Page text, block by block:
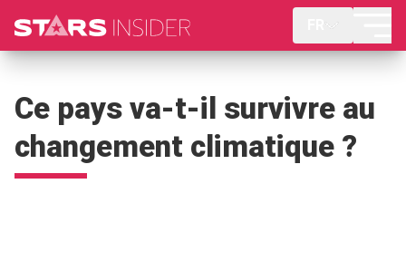
Ce pays va-t-il survivre au
changement climatique ?